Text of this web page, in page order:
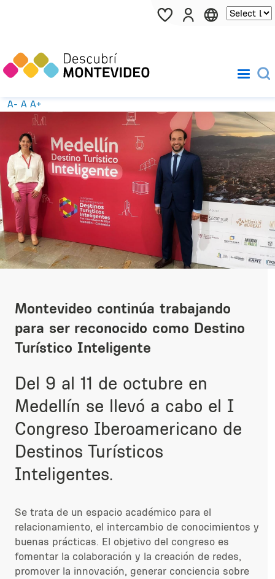
Pasar al contenido principal
A- A A+
Montevideo continúa trabajando
para ser reconocido como Destino
Turístico Inteligente
Del 9 al 11 de octubre en
Medellín se llevó a cabo el I
Congreso Iberoamericano de
Destinos Turísticos
Inteligentes.
Se trata de un espacio académico para el
relacionamiento, el intercambio de conocimientos y
buenas prácticas. El objetivo del congreso es
fomentar la colaboración y la creación de redes,
promover la innovación, generar conciencia sobre